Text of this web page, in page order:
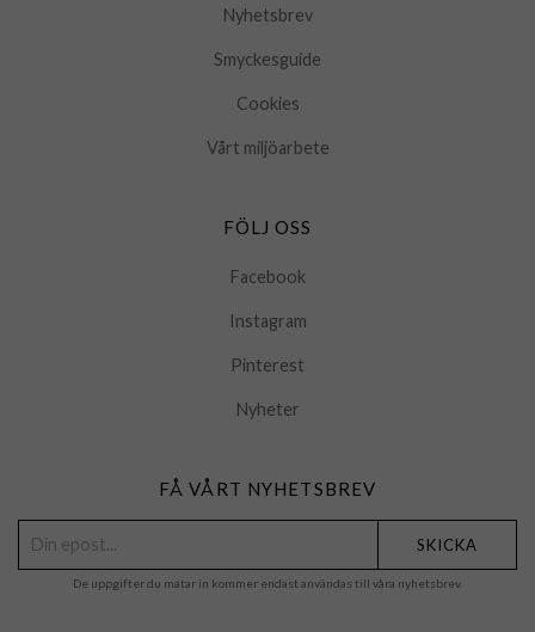
Nyhetsbrev
Smyckesguide
Cookies
Vårt miljöarbete
FÖLJ OSS
Facebook
Instagram
Pinterest
Nyheter
FÅ VÅRT NYHETSBREV
SKICKA
De uppgifter du matar in kommer endast användas till våra nyhetsbrev.